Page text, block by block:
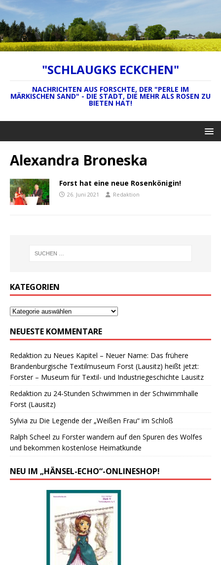
"SCHLAUGKS ECKCHEN"
NACHRICHTEN AUS FORSCHTE, DER "PERLE IM
MÄRKISCHEN SAND" - DIE STADT, DIE MEHR ALS ROSEN ZU
BIETEN HAT!
Alexandra Broneska
Forst hat eine neue Rosenkönigin!
26. Juni 2021 Redaktion
KATEGORIEN
NEUESTE KOMMENTARE
Redaktion zu Neues Kapitel – Neuer Name: Das frühere
Brandenburgische Textilmuseum Forst (Lausitz) heißt jetzt:
Forster – Museum für Textil- und Industriegeschichte Lausitz
Redaktion zu 24-Stunden Schwimmen in der Schwimmhalle
Forst (Lausitz)
Sylvia zu Die Legende der „Weißen Frau“ im Schloß
Ralph Scheel zu Forster wandern auf den Spuren des Wolfes
und bekommen kostenlose Heimatkunde
NEU IM „HÄNSEL-ECHO“-ONLINESHOP!